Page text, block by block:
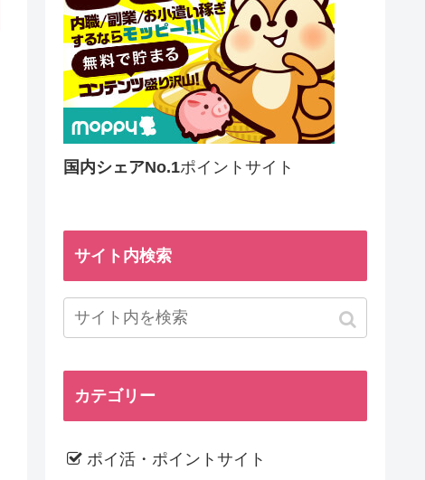
国内シェアNo.1ポイントサイト
サイト内検索
カテゴリー
ポイ活・ポイントサイト